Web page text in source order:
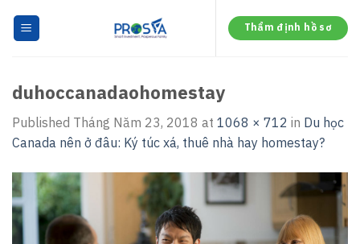
Thẩm định hồ sơ
duhoccanadaohomestay
Published Tháng Năm 23, 2018 at 1068 × 712 in Du học
Canada nên ở đâu: Ký túc xá, thuê nhà hay homestay?